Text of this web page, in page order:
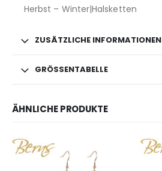
Herbst – Winter|Halsketten
ZUSÄTZLICHE INFORMATIONEN
GRÖSSENTABELLE
ÄHNLICHE PRODUKTE